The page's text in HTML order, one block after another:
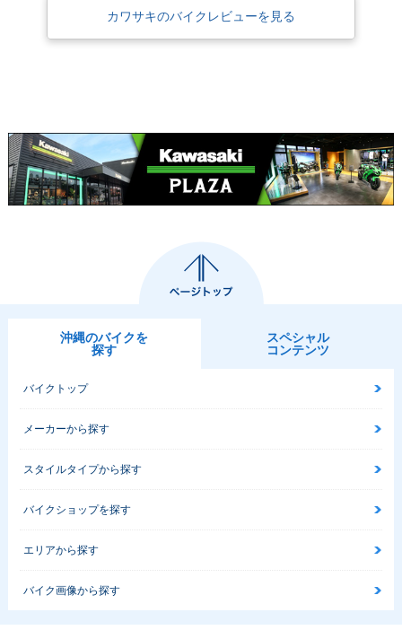
カワサキのバイクレビューを見る
沖縄のバイクを
探す
スペシャル
コンテンツ
バイクトップ
メーカーから探す
スタイルタイプから探す
バイクショップを探す
エリアから探す
バイク画像から探す